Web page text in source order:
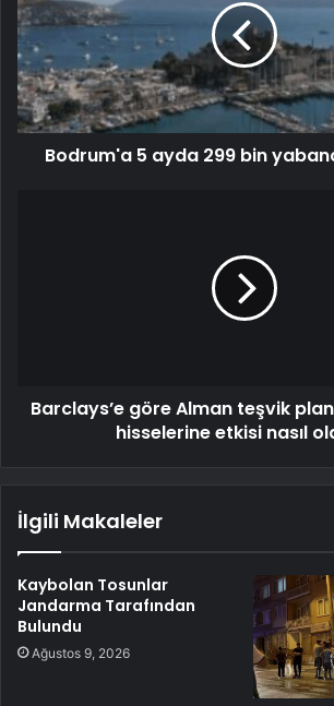
Bodrum'a 5 ayda 299 bin
Barclays’e göre Alman teşvik
hisselerine etkisi nasıl
İlgili Makaleler
Kaybolan Tosunlar
Jandarma Tarafından
Bulundu
Ağustos 9, 2026